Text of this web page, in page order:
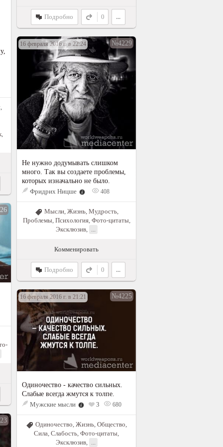
,
,
Подробно 0 ...
16 февраля 2016 г. в 22:24 №4229
Не нужно додумывать слишком
много. Так вы создаете проблемы,
которых изначально не было.
Фридрих Ницше
408
Мысли, Жизнь, Мудрость,
Проблемы, Психология, Фото-цитаты,
Эксклюзив, ...
Комменировать
Подробно 0 ...
16 февраля 2016 г. в 21:21 №4225
Одиночество - качество сильных.
Слабые всегда жмутся к толпе.
Мужские мысли
3 680
Одиночество Жизнь Общество
Сила Слабость Фото-цитаты
Эксклюзив,